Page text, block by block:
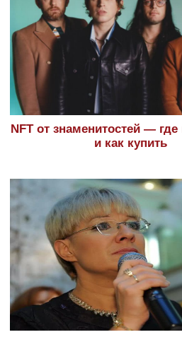
NFT от знаменитостей —
и как купить